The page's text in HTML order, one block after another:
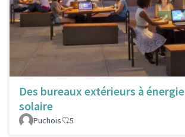
Des bureaux extérieurs à énergie
solaire
Puchois 5